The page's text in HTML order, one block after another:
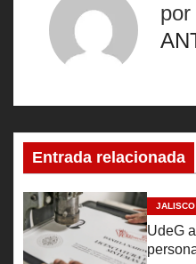
c
i
ó
n
por
Entrada relacionada
JALISCO
UdeG